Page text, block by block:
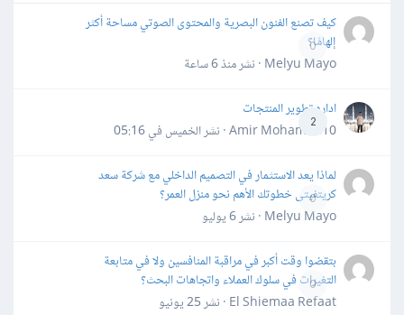
0
كيف تصنع الفنون البصرية والمحتوى الصوتي مساحة أكثر
إلهامًا؟
Melyu Mayo · نشر
منذ 6 ساعة
2
اداره تطوير المنتجات
Amir Mohamed10 · نشر
الخميس في 05:16
0
لماذا يعد الاستثمار في التصميم الداخلي مع شركة سعد
كريتفيتى خطوتك الأهم نحو منزل العمر؟
Melyu Mayo · نشر
6 يوليو
0
بتقضوا وقت أكبر في مراقبة المنافسين ولا في متابعة
التغيرات في سلوك العملاء واتجاهات البحث؟
El Shiemaa Refaat · نشر
25 يونيو